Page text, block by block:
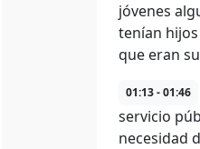
jóvenes
tenían
que eran
01:13 - 01:46
servicio
necesidad